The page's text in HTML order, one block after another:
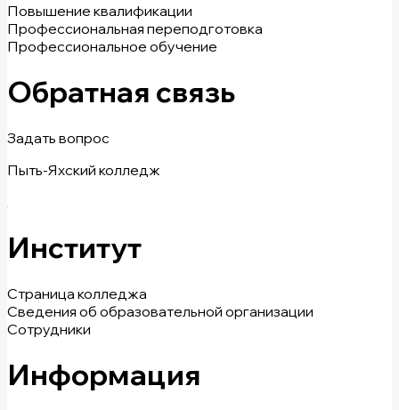
Повышение квалификации
Профессиональная переподготовка
Профессиональное обучение
Обратная связь
Задать вопрос
Пыть-Яхский колледж
Институт
Страница колледжа
Сведения об образовательной организации
Сотрудники
Информация